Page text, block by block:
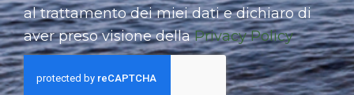
al trattamento dei miei dati e dichiaro di
aver preso visione dellaPrivacy Policy